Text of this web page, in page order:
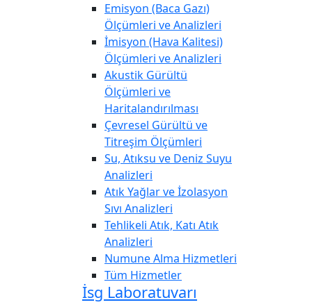
Emisyon (Baca Gazı)
Ölçümleri ve Analizleri
İmisyon (Hava Kalitesi)
Ölçümleri ve Analizleri
Akustik Gürültü
Ölçümleri ve
Haritalandırılması
Çevresel Gürültü ve
Titreşim Ölçümleri
Su, Atıksu ve Deniz Suyu
Analizleri
Atık Yağlar ve İzolasyon
Sıvı Analizleri
Tehlikeli Atık, Katı Atık
Analizleri
Numune Alma Hizmetleri
Tüm Hizmetler
İsg Laboratuvarı